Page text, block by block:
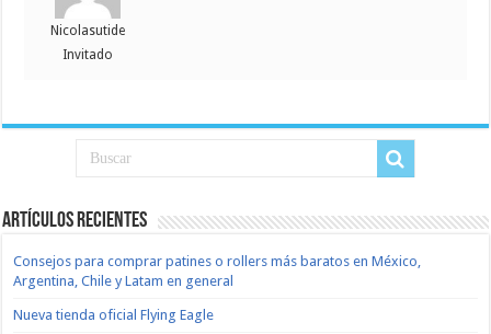
Nicolasutide
Invitado
Artículos recientes
Consejos para comprar patines o rollers más baratos en México,
Argentina, Chile y Latam en general
Nueva tienda oficial Flying Eagle